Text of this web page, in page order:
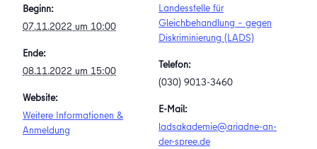
Beginn:
07.11.2022 um 10:00
Ende:
08.11.2022 um 15:00
Website:
Weitere Informationen &
Anmeldung
Landesstelle für
Gleichbehandlung – gegen
Diskriminierung (LADS)
Telefon:
(030) 9013-3460
E-Mail:
ladsakademie@ariadne-an-
der-spree.de